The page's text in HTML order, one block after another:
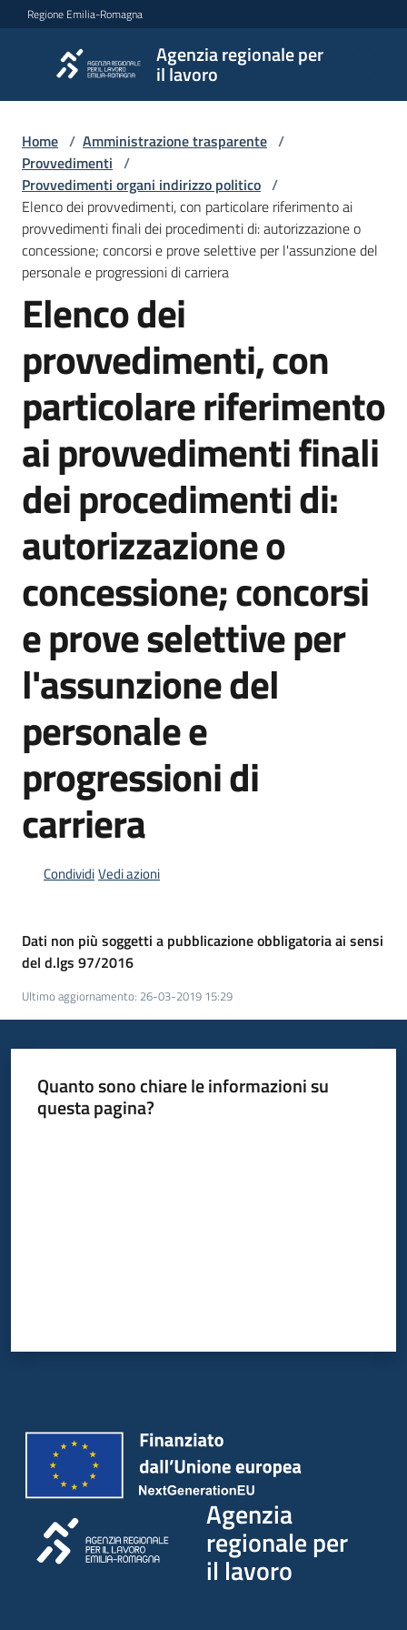
Vai al contenuto
Vai alla navigazione
Vai al footer
Regione Emilia-Romagna
Agenzia regionale per
il lavoro
Agenzia
regionale
per il
lavoro
L'Agenzia
Novità
Servizi
I
centri
per
l'impiego
Lavoro
per
te
Seguici
su
Home / Amministrazione trasparente /
Provvedimenti /
Provvedimenti organi indirizzo politico /
Elenco dei provvedimenti, con particolare riferimento ai
provvedimenti finali dei procedimenti di: autorizzazione o
concessione; concorsi e prove selettive per l'assunzione del
personale e progressioni di carriera
Elenco dei
provvedimenti, con
particolare riferimento
ai provvedimenti finali
dei procedimenti di:
autorizzazione o
concessione; concorsi
e prove selettive per
l'assunzione del
personale e
progressioni di
carriera
CondividiVedi azioni
Dati non più soggetti a pubblicazione obbligatoria ai sensi
del d.lgs 97/2016
Ultimo aggiornamento: 26-03-2019 15:29
Quanto sono chiare le informazioni su
questa pagina?
Agenzia
regionale per
il lavoro